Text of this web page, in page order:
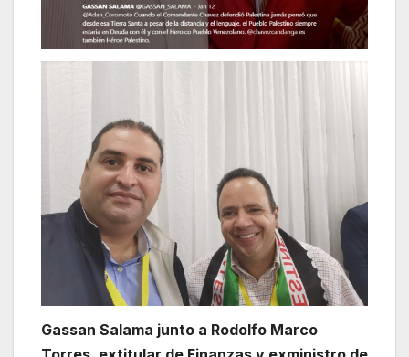
Gassan Salama junto a Rodolfo Marco